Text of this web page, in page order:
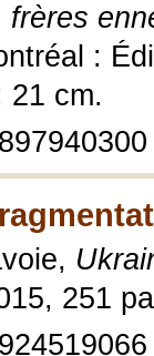
frères
:
21 cm.
251